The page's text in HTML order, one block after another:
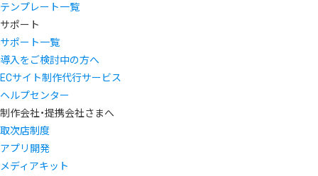
テンプレート一覧
サポート
サポート一覧
導入をご検討中の方へ
ECサイト制作代行サービス
ヘルプセンター
制作会社・提携会社さまへ
取次店制度
アプリ開発
メディアキット